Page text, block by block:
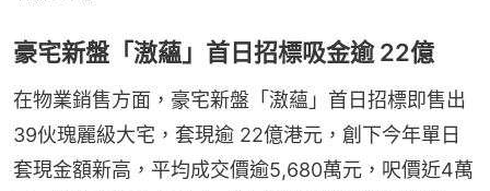
豪宅新盤「滶蘊」首日招標吸金逾 22億
在物業銷售方面，豪宅新盤「滶蘊」首日招標即售出
39伙瑰麗級大宅，套現逾 22億港元，創下今年單日
套現金額新高，平均成交價逾5,680萬元，呎價近4萬